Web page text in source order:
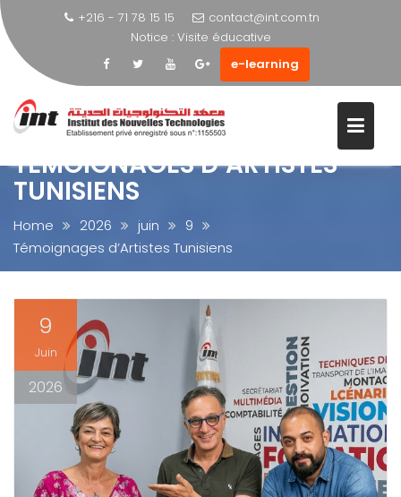
+216 - 71 78 15 15
contact@int.com.tn
Notice : Visite éducative
e-learning
TÉMOIGNAGES D’ARTISTES
TUNISIENS
Home 2026 juin
9
Témoignages d’Artistes Tunisiens
9
Juin
2026